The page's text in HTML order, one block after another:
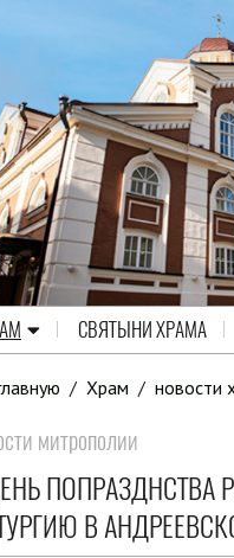
СВЯТЫНИ ХРАМА
/ Храм / новости
митрополии
ПОПРАЗДНСТВА
В